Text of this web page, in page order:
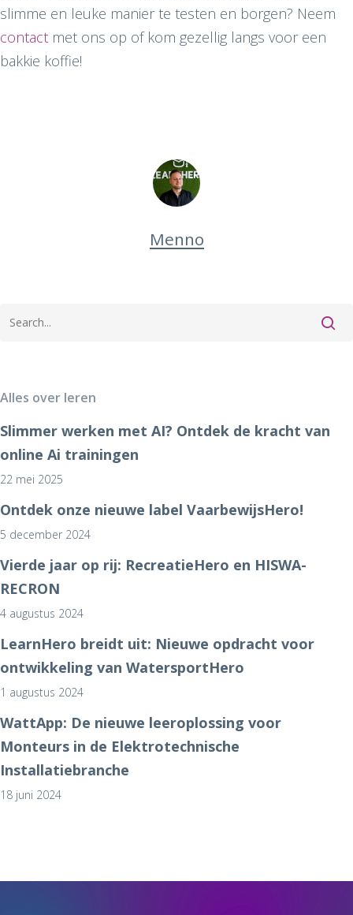
slimme en leuke manier te testen en borgen? Neem
contact met ons op of kom gezellig langs voor een
bakkie koffie!
Menno
Alles over leren
Slimmer werken met AI? Ontdek de kracht van
online Ai trainingen
22 mei 2025
Ontdek onze nieuwe label VaarbewijsHero!
5 december 2024
Vierde jaar op rij: RecreatieHero en HISWA-
RECRON
4 augustus 2024
LearnHero breidt uit: Nieuwe opdracht voor
ontwikkeling van WatersportHero
1 augustus 2024
WattApp: De nieuwe leeroplossing voor
Monteurs in de Elektrotechnische
Installatiebranche
18 juni 2024